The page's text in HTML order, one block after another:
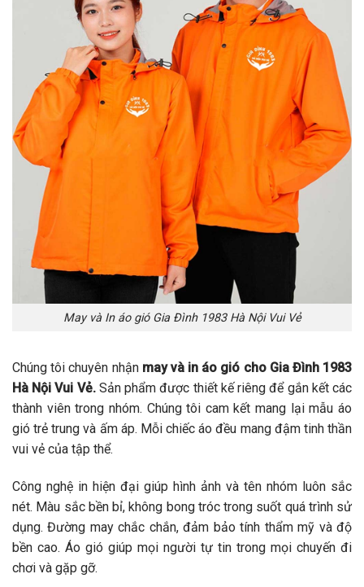
May và In áo gió Gia Đình 1983 Hà Nội Vui Vẻ
Chúng tôi chuyên nhận may và in áo gió cho Gia Đình 1983
Hà Nội Vui Vẻ.Sản phẩm được thiết kế riêng để gắn kết các
thành viên trong nhóm. Chúng tôi cam kết mang lại mẫu áo
gió trẻ trung và ấm áp. Mỗi chiếc áo đều mang đậm tinh thần
vui vẻ của tập thể.
Công nghệ in hiện đại giúp hình ảnh và tên nhóm luôn sắc
nét. Màu sắc bền bỉ, không bong tróc trong suốt quá trình sử
dụng. Đường may chắc chắn, đảm bảo tính thẩm mỹ và độ
bền cao. Áo gió giúp mọi người tự tin trong mọi chuyến đi
chơi và gặp gỡ.